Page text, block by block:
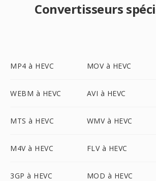
Convertisseurs
MP4 à HEVC MOV à HEVC
WEBM à HEVC AVI à HEVC
MTS à HEVC WMV à HEVC
M4V à HEVC FLV à HEVC
3GP à HEVC MOD à HEVC